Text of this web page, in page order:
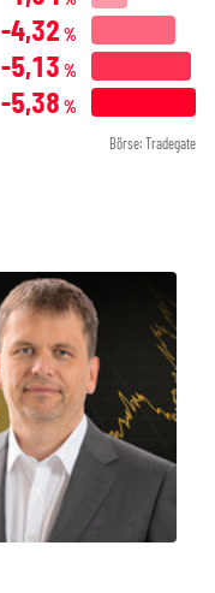
-4,32 %
-5,13 %
-5,38 %
Börse: Tradegate